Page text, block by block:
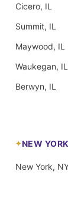
Cicero, IL
Summit, IL
Maywood, IL
Waukegan, IL
Berwyn, IL
NEW YORK
New York,